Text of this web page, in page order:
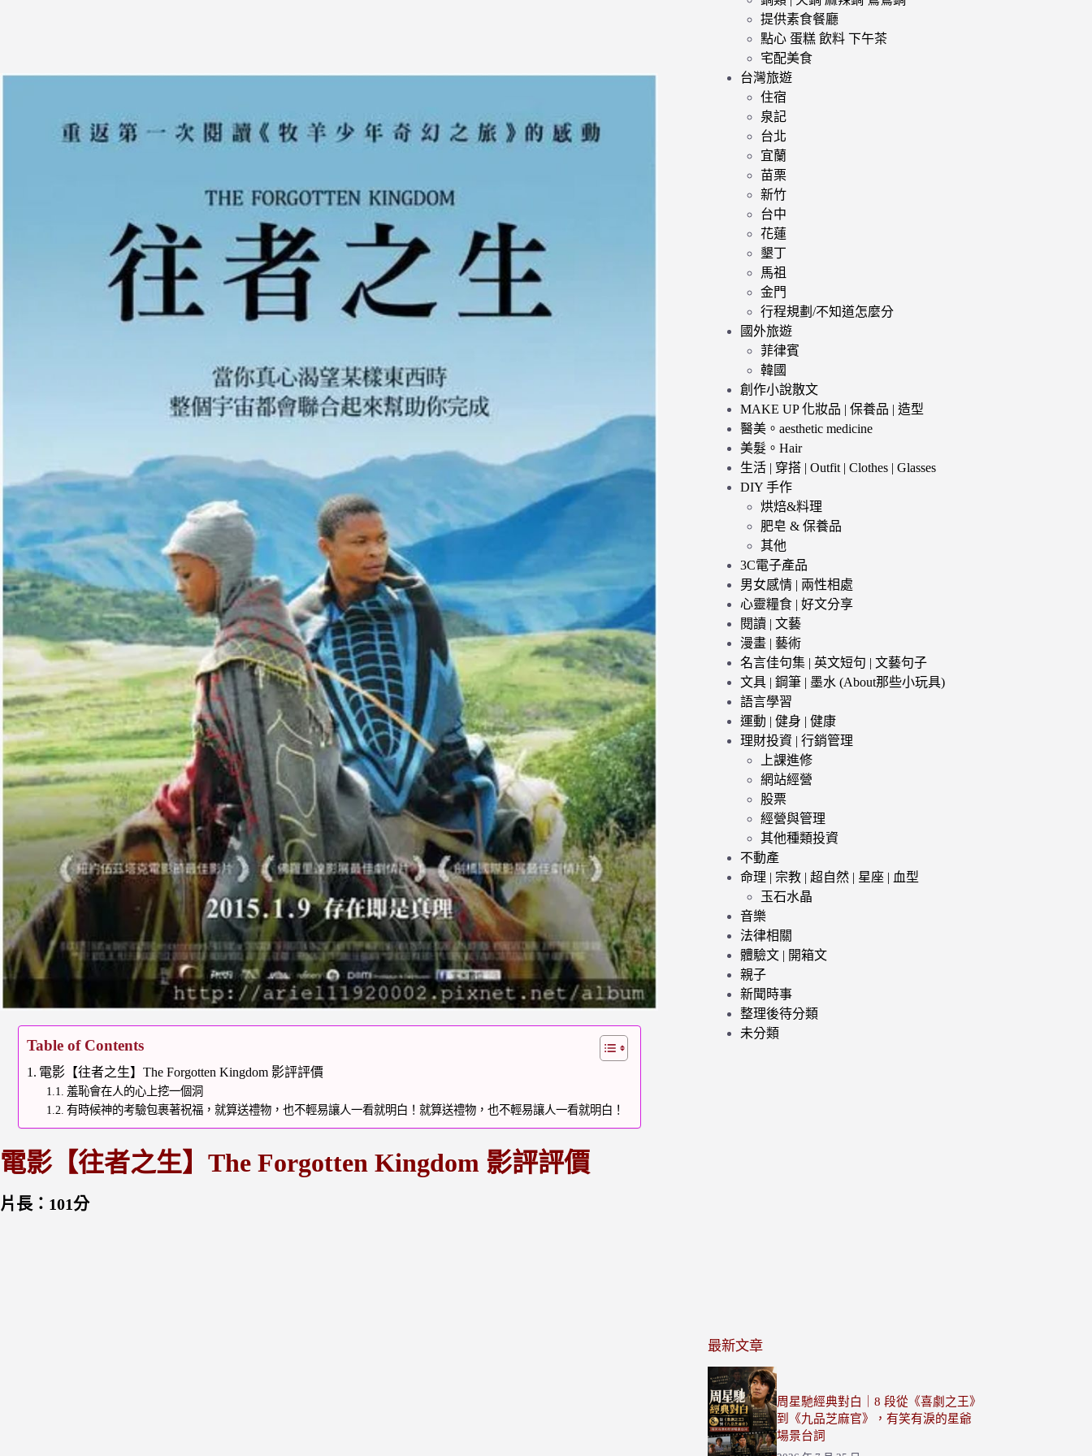
Table of Contents
電影【往者之生】The Forgotten Kingdom 影評評價
羞恥會在人的心上挖一個洞
有時候神的考驗包裹著祝福，就算送禮物，也不輕易讓人一看就明白！就算送禮物，也不輕易讓人一看就明白！
電影【往者之生】The Forgotten Kingdom 影評評價
片長：101分
提供素食餐廳
點心 蛋糕 飲料 下午茶
宅配美食
台灣旅遊
住宿
泉記
台北
宜蘭
苗栗
新竹
台中
花蓮
墾丁
馬祖
金門
行程規劃/不知道怎麼分
國外旅遊
菲律賓
韓國
創作小說散文
MAKE UP 化妝品 | 保養品 | 造型
醫美。aesthetic medicine
美髮。Hair
生活 | 穿搭 | Outfit | Clothes | Glasses
DIY 手作
烘焙&料理
肥皂 & 保養品
其他
3C電子產品
男女感情 | 兩性相處
心靈糧食 | 好文分享
閱讀 | 文藝
漫畫 | 藝術
名言佳句集 | 英文短句 | 文藝句子
文具 | 鋼筆 | 墨水 (About那些小玩具)
語言學習
運動 | 健身 | 健康
理財投資 | 行銷管理
上課進修
網站經營
股票
經營與管理
其他種類投資
不動產
命理 | 宗教 | 超自然 | 星座 | 血型
玉石水晶
音樂
法律相關
體驗文 | 開箱文
親子
新聞時事
整理後待分類
未分類
最新文章
周星馳經典對白｜8 段從《喜劇之王》
到《九品芝麻官》，有笑有淚的星爺
場景台詞